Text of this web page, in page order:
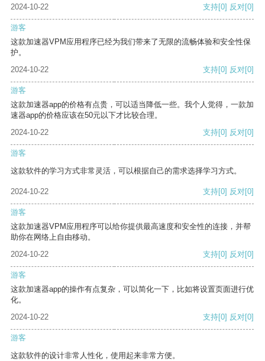
2024-10-22
支持[0] 反对[0]
游客
这款加速器VPM应用程序已经为我们带来了无限的流畅体验和安全性保
护。
2024-10-22
支持[0] 反对[0]
游客
这款加速器app的价格有点贵，可以适当降低一些。我个人觉得，一款加
速器app的价格应该在50元以下才比较合理。
2024-10-22
支持[0] 反对[0]
游客
这款软件的学习方式非常灵活，可以根据自己的需求选择学习方式。
2024-10-22 支持[0] 反对[0]
游客
这款加速器VPM应用程序可以给你提供最高速度和安全性的连接，并帮
助你在网络上自由移动。
2024-10-22
支持[0] 反对[0]
游客
这款加速器app的操作有点复杂，可以简化一下，比如将设置页面进行优
化。
2024-10-22
支持[0] 反对[0]
游客
这款软件的设计非常人性化，使用起来非常方便。